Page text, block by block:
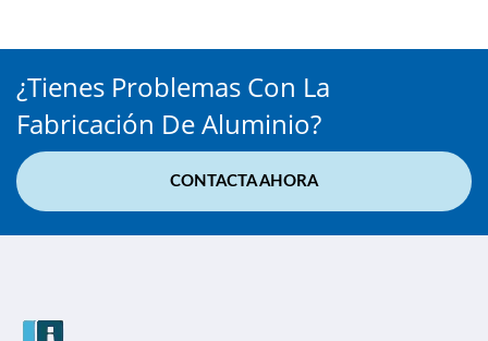
¿Tienes Problemas Con La
Fabricación De Aluminio?
CONTACTA AHORA